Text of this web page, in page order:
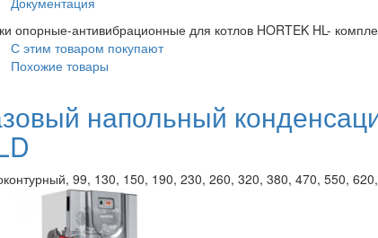
опорные-антивибрационные для котлов HORTEK HL-
С этим товаром покупают
Похожие товары
напольный
99, 130, 150, 190, 230, 260, 320, 380, 470, 550,